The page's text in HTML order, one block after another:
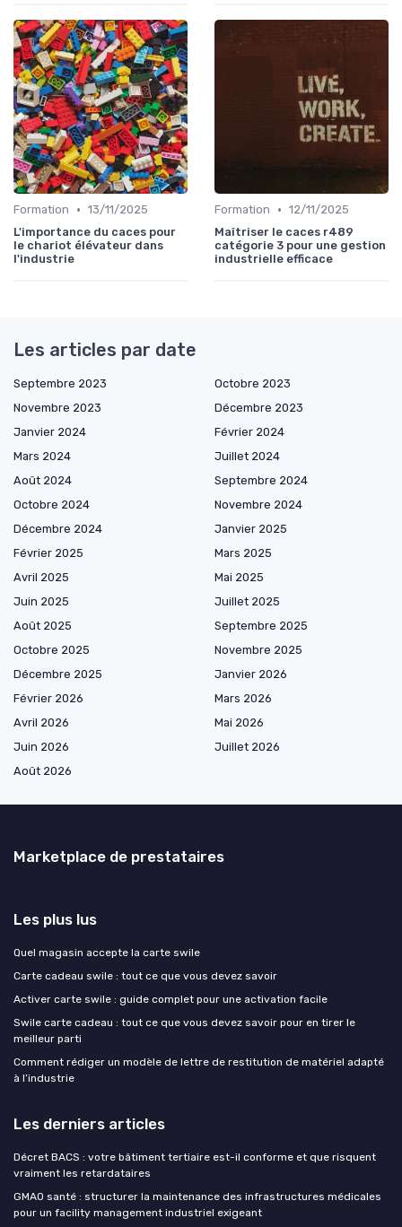
Formation • 13/11/2025
L'importance du caces pour
le chariot élévateur dans
l'industrie
Formation • 12/11/2025
Maîtriser le caces r489
catégorie 3 pour une gestion
industrielle efficace
Les articles par date
Septembre 2023
Octobre 2023
Novembre 2023
Décembre 2023
Janvier 2024
Février 2024
Mars 2024
Juillet 2024
Août 2024
Septembre 2024
Octobre 2024
Novembre 2024
Décembre 2024
Janvier 2025
Février 2025
Mars 2025
Avril 2025
Mai 2025
Juin 2025
Juillet 2025
Août 2025
Septembre 2025
Octobre 2025
Novembre 2025
Décembre 2025
Janvier 2026
Février 2026
Mars 2026
Avril 2026
Mai 2026
Juin 2026
Juillet 2026
Août 2026
Marketplace de prestataires
Les plus lus
Quel magasin accepte la carte swile
Carte cadeau swile : tout ce que vous devez savoir
Activer carte swile : guide complet pour une activation facile
Swile carte cadeau : tout ce que vous devez savoir pour en tirer le
meilleur parti
Comment rédiger un modèle de lettre de restitution de matériel adapté
à l’industrie
Les derniers articles
Décret BACS : votre bâtiment tertiaire est-il conforme et que risquent
vraiment les retardataires
GMAO santé : structurer la maintenance des infrastructures médicales
pour un facility management industriel exigeant